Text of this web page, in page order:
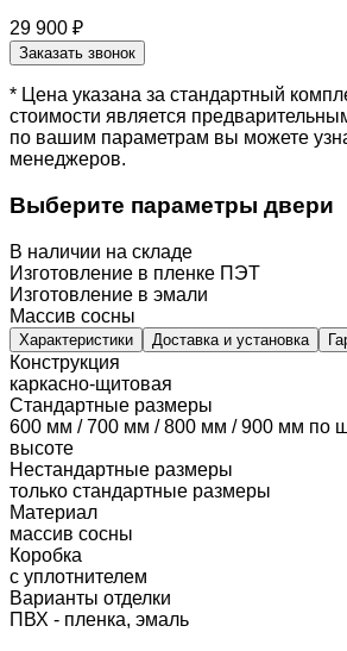
29 900 ₽
Заказать звонок
* Цена указана за стандартный
стоимости является
по вашим параметрам вы можете
менеджеров.
Выберите параметры двери
В наличии на складе
Изготовление в пленке ПЭТ
Изготовление в эмали
Массив сосны
Характеристики Доставка и установка
Конструкция
каркасно-щитовая
Стандартные размеры
600 мм / 700 мм / 800 мм / 900 мм по
высоте
Нестандартные размеры
только стандартные размеры
Материал
массив сосны
Коробка
с уплотнителем
Варианты отделки
ПВХ - пленка, эмаль